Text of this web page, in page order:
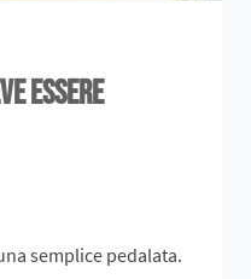
essere
semplice pedalata.